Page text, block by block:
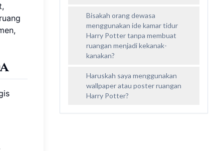
Bisakah orang dewasa
menggunakan ide kamar tidur
Harry Potter tanpa membuat
ruangan menjadi kekanak-
kanakan?
Haruskah saya menggunakan
wallpaper atau poster ruangan
Harry Potter?